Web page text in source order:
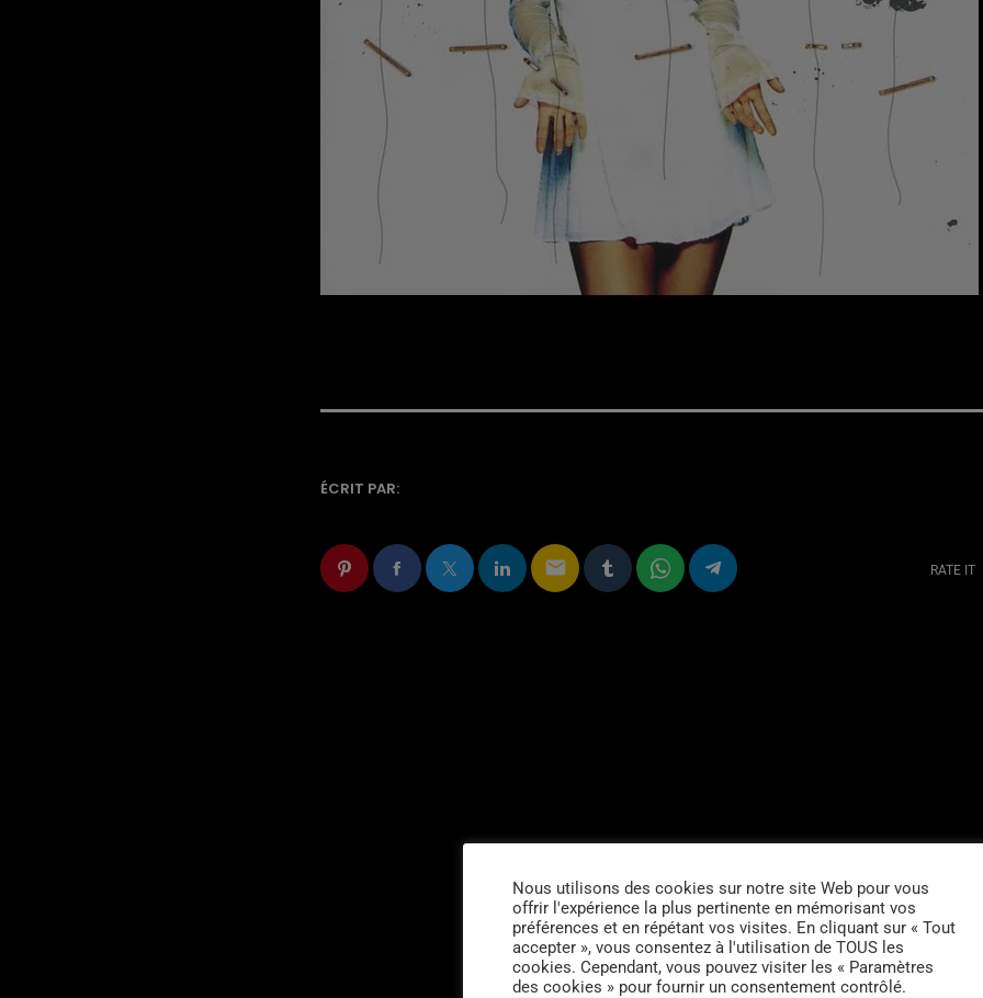
ÉCRIT PAR:
email RATE IT
Nous utilisons des cookies sur notre site Web pour vous
offrir l'expérience la plus pertinente en mémorisant vos
préférences et en répétant vos visites. En cliquant sur « Tout
accepter », vous consentez à l'utilisation de TOUS les
cookies. Cependant, vous pouvez visiter les « Paramètres
des cookies » pour fournir un consentement contrôlé.